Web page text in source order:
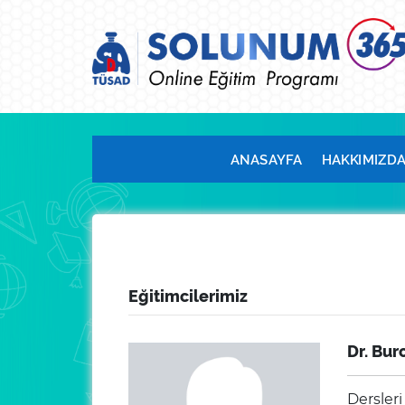
ANASAYFA
Eğitimcilerimiz
Dr.
Dersleri